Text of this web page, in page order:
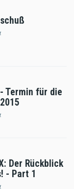
Termin für die
Der Rückblick
- Part 1